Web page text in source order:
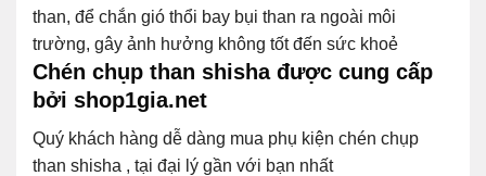
than, để chắn gió thổi bay bụi than ra ngoài môi
trường, gây ảnh hưởng không tốt đến sức khoẻ
Chén chụp than shisha được cung cấp
bởi shop1gia.net
Quý khách hàng dễ dàng mua phụ kiện chén chụp
than shisha , tại đại lý gần với bạn nhất